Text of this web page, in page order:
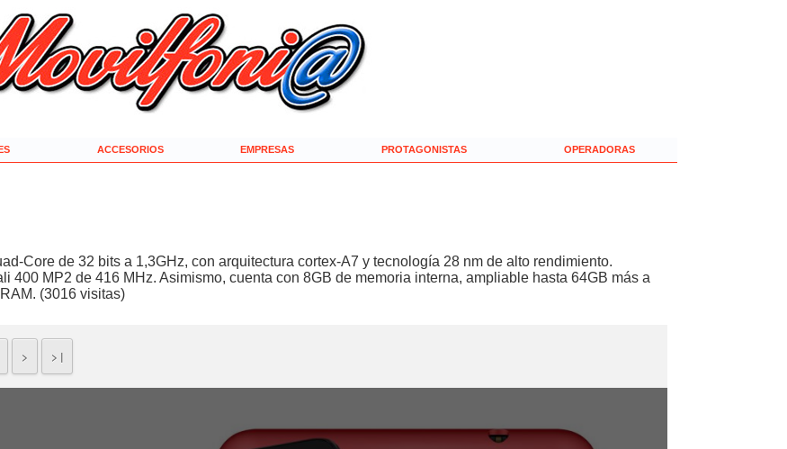
ACCESORIOS EMPRESAS PROTAGONISTAS OPERADORAS
Core de 32 bits a 1,3GHz, con arquitectura cortex-A7 y tecnología 28 nm de alto rendimiento.
400 MP2 de 416 MHz. Asimismo, cuenta con 8GB de memoria interna, ampliable hasta 64GB más a
(3016 visitas)
> > |